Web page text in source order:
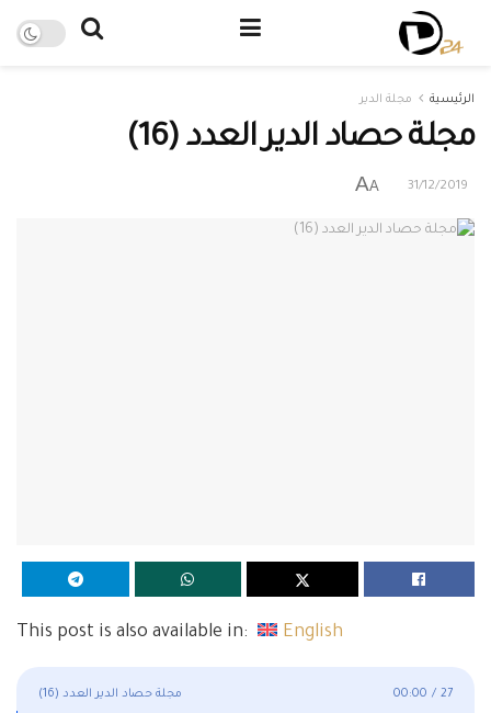
الرئيسية مجلة الدير
مجلة حصاد الدير العدد (16)
31/12/2019
A
A
This post is also available in: English
مجلة حصاد الدير العدد (16) 00:00 / 27